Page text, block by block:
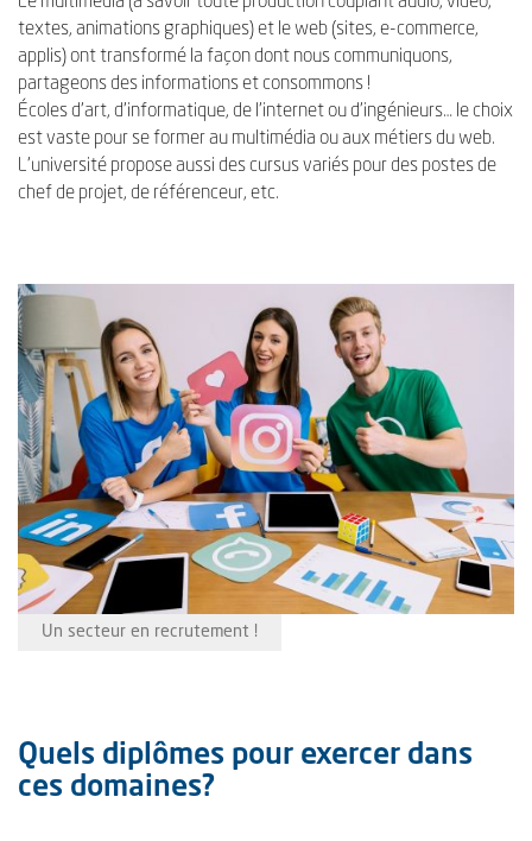
textes, animations graphiques) et le web (sites, e-commerce,
applis) ont transformé la façon dont nous communiquons,
partageons des informations et consommons !
Écoles d’art, d’informatique, de l’internet ou d’ingénieurs… le choix
est vaste pour se former au multimédia ou aux métiers du web.
L’université propose aussi des cursus variés pour des postes de
chef de projet, de référenceur, etc.
Un secteur en recrutement !
Quels diplômes pour exercer dans
ces domaines?